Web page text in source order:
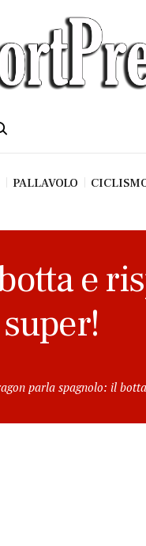
PALLAVOLO
e
parla spagnolo: il